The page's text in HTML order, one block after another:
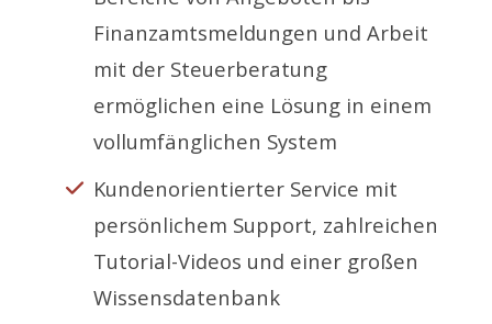
Finanzamtsmeldungen und Arbeit
mit der Steuerberatung
ermöglichen eine Lösung in einem
vollumfänglichen System
Kundenorientierter Service mit
persönlichem Support, zahlreichen
Tutorial-Videos und einer großen
Wissensdatenbank